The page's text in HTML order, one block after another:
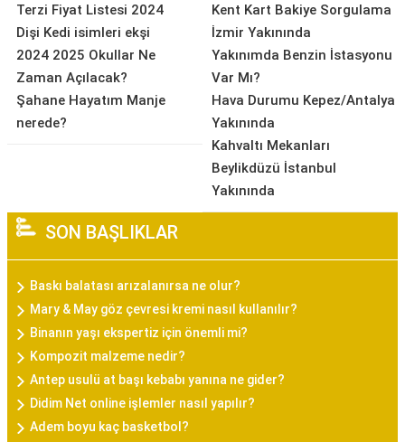
Terzi Fiyat Listesi 2024
Dişi Kedi isimleri ekşi
2024 2025 Okullar Ne
Zaman Açılacak?
Şahane Hayatım Manje
nerede?
Kent Kart Bakiye Sorgulama
İzmir Yakınında
Yakınımda Benzin İstasyonu
Var Mı?
Hava Durumu Kepez/Antalya
Yakınında
Kahvaltı Mekanları
Beylikdüzü İstanbul
Yakınında
SON BAŞLIKLAR
Baskı balatası arızalanırsa ne olur?
Mary & May göz çevresi kremi nasıl kullanılır?
Binanın yaşı ekspertiz için önemli mi?
Kompozit malzeme nedir?
Antep usulü at başı kebabı yanına ne gider?
Didim Net online işlemler nasıl yapılır?
Adem boyu kaç basketbol?